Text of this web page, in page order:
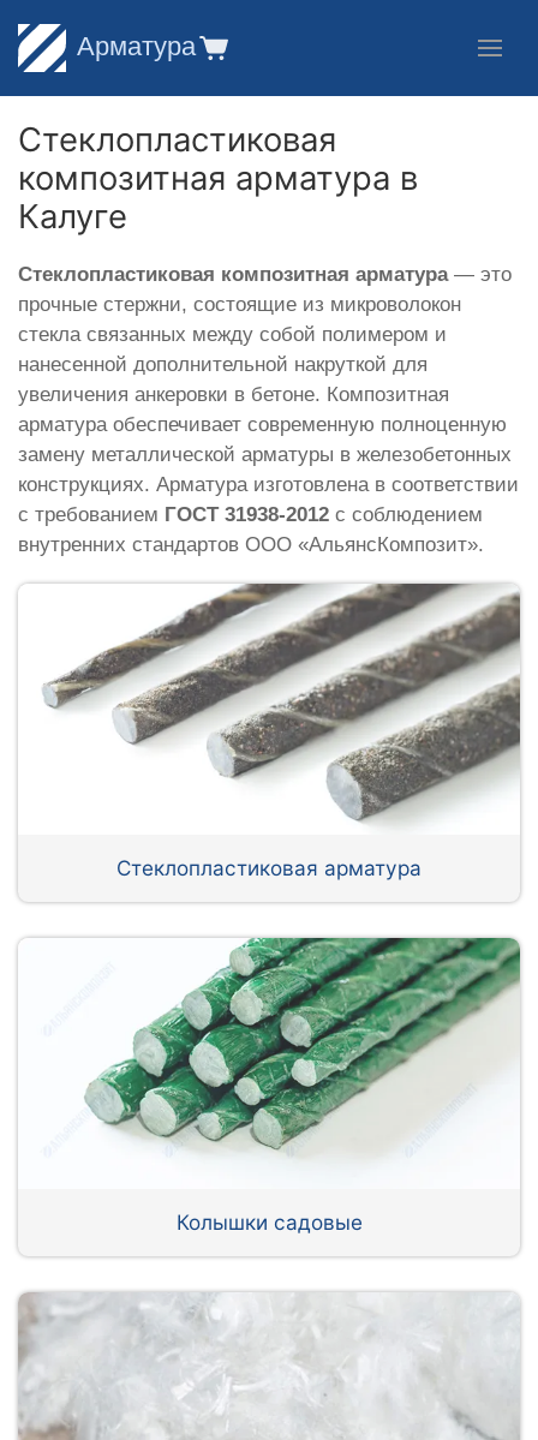
Арматура
Стеклопластиковая
композитная арматура в
Калуге
Стеклопластиковая композитная арматура— это
прочные стержни, состоящие из микроволокон
стекла связанных между собой полимером и
нанесенной дополнительной накруткой для
увеличения анкеровки в бетоне. Композитная
арматура обеспечивает современную полноценную
замену металлической арматуры в железобетонных
конструкциях. Арматура изготовлена в соответствии
с требованием ГОСТ 31938-2012 с соблюдением
внутренних стандартов ООО «АльянсКомпозит».
Стеклопластиковая арматура
Колышки садовые